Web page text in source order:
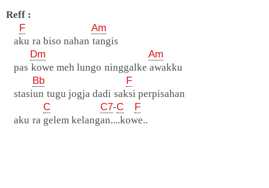
Reff :
F
Am
aku ra biso nahan tangis
Dm
Am
pas kowe meh lungo ninggalke awakku
Bb
F
stasiun tugu jogja dadi saksi perpisahan
C
C7-C
F
aku ra gelem kelangan....kowe..